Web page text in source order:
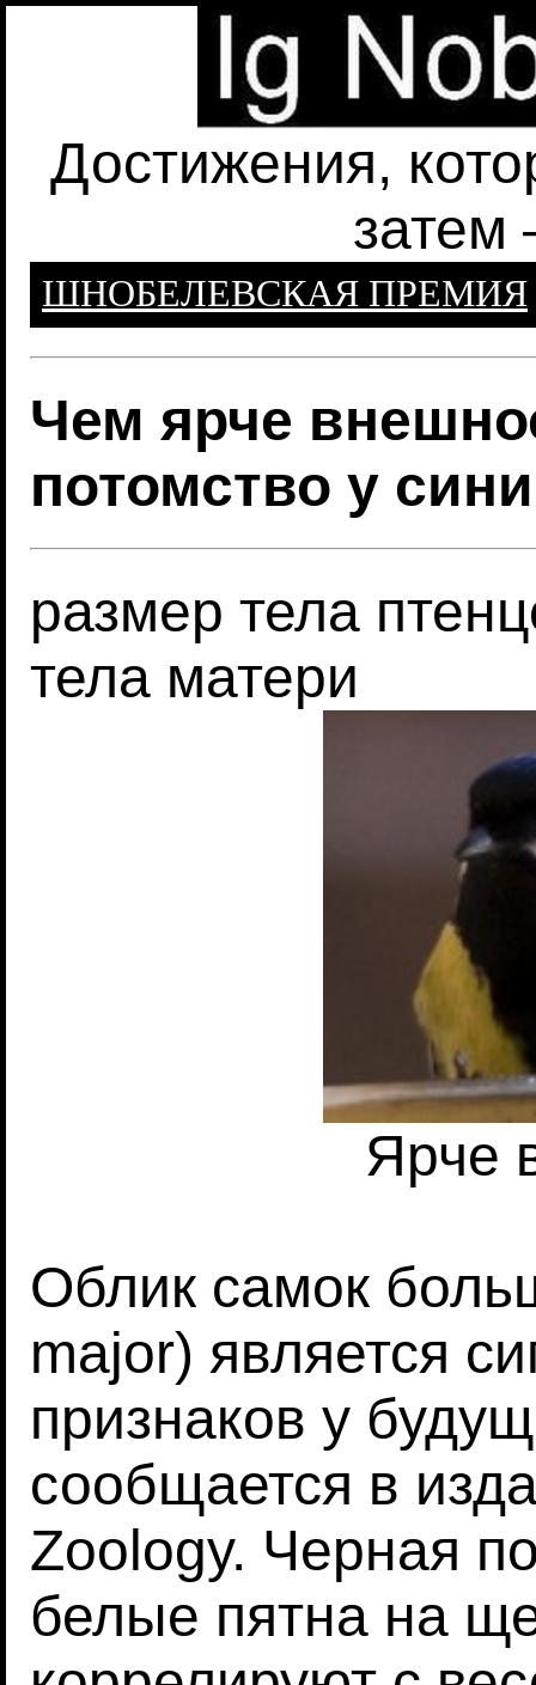
Достижения,
затем
ШНОБЕЛЕВСКАЯ ПРЕМИЯ
Чем ярче
потомство у
размер тела
тела матери
Ярче
Облик самок
major) является
признаков у
сообщается в
Zoology. Черная
белые пятна на